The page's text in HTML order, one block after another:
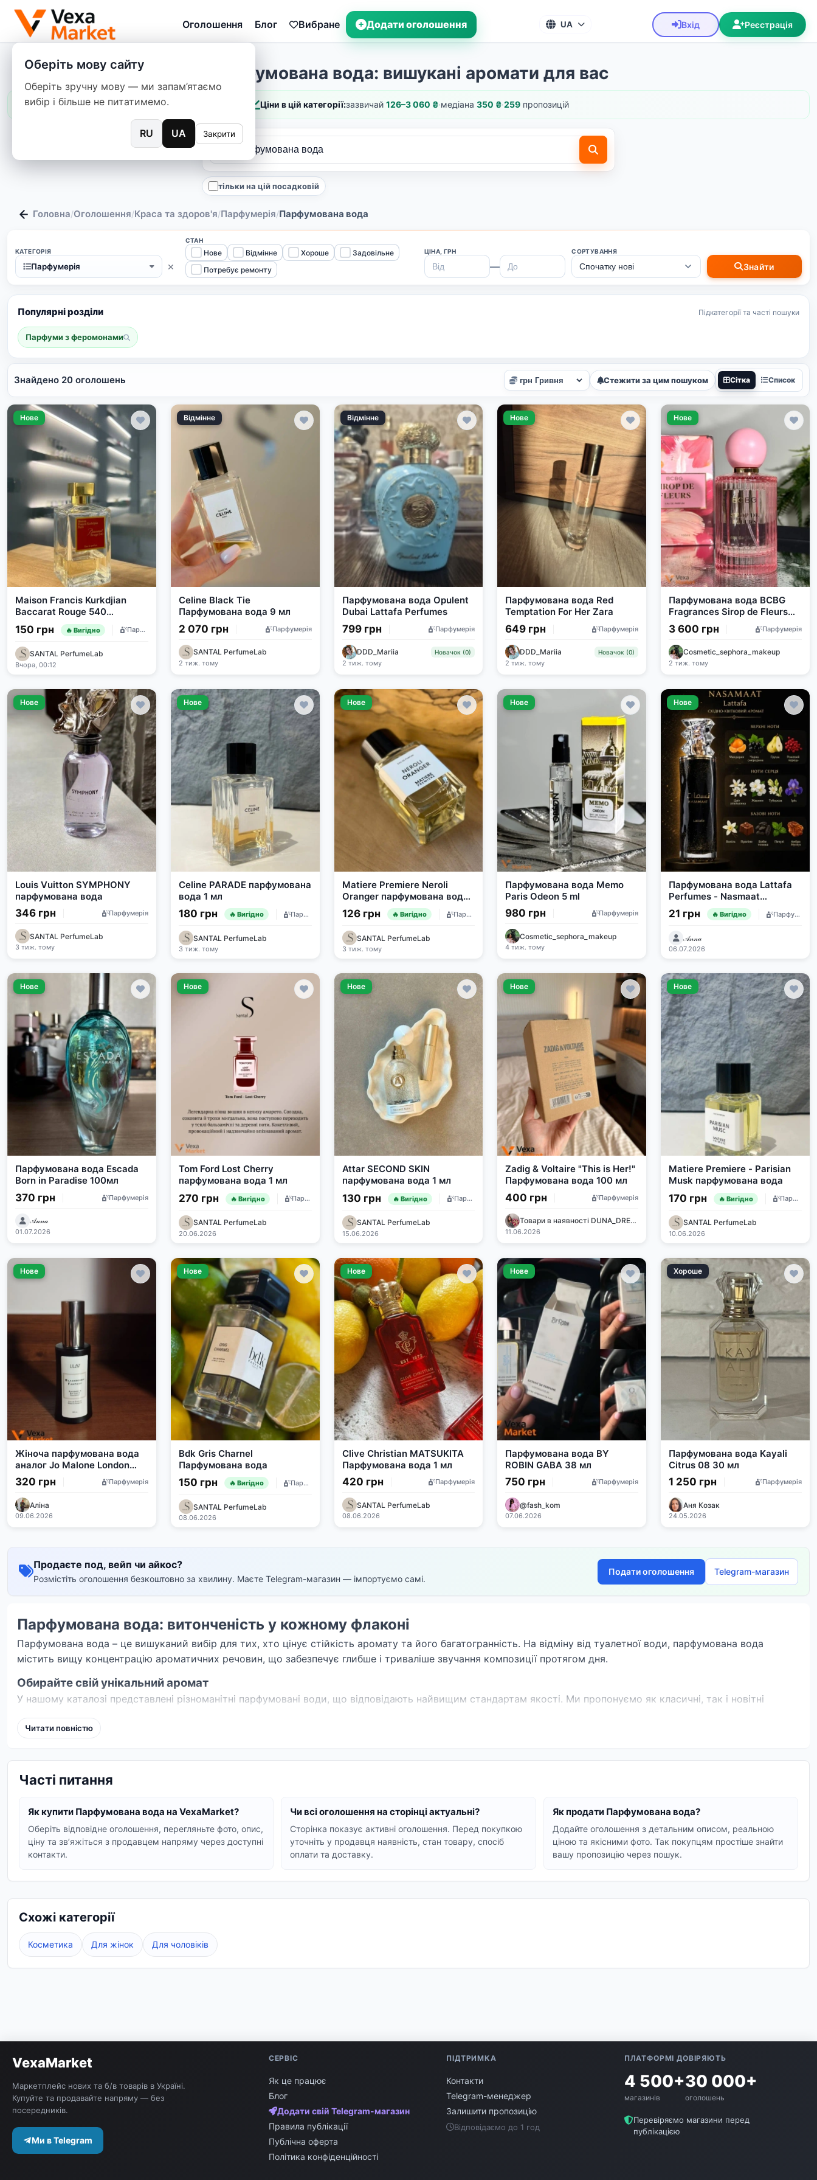
Оголошення Блог Вибране Додати оголошення UA Вхід Реєстрація
Оберіть мову сайту
Оберіть зручну мову — ми запам’ятаємо
вибір і більше не питатимемо.
RU UA Закрити
Парфумована вода: вишукані аромати для вас
Ціни в цій категорії:зазвичай 126–3 060 ₴·медіана 350 ₴·259 пропозицій
тільки на цій посадковій
Головна/Оголошення/Краса та здоров'я/Парфумерія/Парфумована вода
КАТЕГОРІЯ
Парфумерія ×
СТАН
Нове Відмінне Хороше
Задовільне
Потребує ремонту
ЦІНА, ГРН
—
СОРТУВАННЯ
Знайти
Популярні розділи Підкатегорії та часті пошуки
Парфуми з феромонами
Знайдено 20 оголошень Стежити за цим пошуком Сітка Список
Нове
Maison Francis Kurkdjian
Baccarat Rouge 540
Парфумована вода
150 грн 🔥 Вигідно Парфумерія
SANTAL PerfumeLab
Вчора, 00:12
Відмінне
Celine Black Tie
Парфумована вода 9 мл
2 070 грн Парфумерія
SANTAL PerfumeLab
2 тиж. тому
Відмінне
Парфумована вода Opulent
Dubai Lattafa Perfumes
799 грн Парфумерія
DDD_Mariia Новачок (0)
2 тиж. тому
Нове
Парфумована вода Red
Temptation For Her Zara
649 грн Парфумерія
DDD_Mariia Новачок (0)
2 тиж. тому
Нове
Парфумована вода BCBG
Fragrances Sirop de Fleurs
100 ml
3 600 грн Парфумерія
Cosmetic_sephora_makeup
2 тиж. тому
Нове
Louis Vuitton SYMPHONY
парфумована вода
346 грн Парфумерія
SANTAL PerfumeLab
3 тиж. тому
Нове
Celine PARADE парфумована
вода 1 мл
180 грн 🔥 Вигідно Парфумерія
SANTAL PerfumeLab
3 тиж. тому
Нове
Matiere Premiere Neroli
Oranger парфумована вода
1 мл
126 грн 🔥 Вигідно Парфумерія
SANTAL PerfumeLab
3 тиж. тому
Нове
Парфумована вода Memo
Paris Odeon 5 ml
980 грн Парфумерія
Cosmetic_sephora_makeup
4 тиж. тому
Нове
Парфумована вода Lattafa
Perfumes - Nasmaat
Деревинно-фруктовий
аромат
21 грн 🔥 Вигідно Парфумерія
𝒜𝓃𝓃𝒶
06.07.2026
Нове
Парфумована вода Escada
Born in Paradise 100мл
370 грн Парфумерія
𝒜𝓃𝓃𝒶
01.07.2026
Нове
Tom Ford Lost Cherry
парфумована вода 1 мл
270 грн 🔥 Вигідно Парфумерія
SANTAL PerfumeLab
20.06.2026
Нове
Attar SECOND SKIN
парфумована вода 1 мл
130 грн 🔥 Вигідно Парфумерія
SANTAL PerfumeLab
15.06.2026
Нове
Zadig & Voltaire "This is Her!"
Парфумована вода 100 мл
400 грн Парфумерія
Товари в наявності DUNA_DREAM
11.06.2026
Нове
Matiere Premiere - Parisian
Musk парфумована вода
170 грн 🔥 Вигідно Парфумерія
SANTAL PerfumeLab
10.06.2026
Нове
Жіноча парфумована вода
аналог Jo Malone London
Blackberry & Bay 50 мл
320 грн Парфумерія
Аліна
09.06.2026
Нове
Bdk Gris Charnel
Парфумована вода
150 грн 🔥 Вигідно Парфумерія
SANTAL PerfumeLab
08.06.2026
Нове
Clive Christian MATSUKITA
Парфумована вода 1 мл
420 грн Парфумерія
SANTAL PerfumeLab
08.06.2026
Нове
Парфумована вода BY
ROBIN GABA 38 мл
750 грн Парфумерія
@fash_kom
07.06.2026
Хороше
Парфумована вода Kayali
Citrus 08 30 мл
1 250 грн Парфумерія
Аня Козак
24.05.2026
Продаєте под, вейп чи айкос?
Розмістіть оголошення безкоштовно за хвилину. Маєте Telegram-магазин — імпортуємо самі.
Подати оголошення Telegram-магазин
Парфумована вода: витонченість у кожному флаконі
Парфумована вода – це вишуканий вибір для тих, хто цінує стійкість аромату та його багатогранність. На відміну від туалетної води, парфумована вода
містить вищу концентрацію ароматичних речовин, що забезпечує глибше і триваліше звучання композиції протягом дня.
Обирайте свій унікальний аромат
У нашому каталозі представлені різноманітні парфумовані води, що відповідають найвищим стандартам якості. Ми пропонуємо як класичні, так і новітні
Жіноча парфумована вода
Унісекс парфумована вода
Ми прагнемо надати вам можливість знайти саме той парфум, який ідеально доповнить ваш образ і настрій. Досліджуйте колекцію та обирайте парфумовану
воду, що відображає ваш стиль.
Читати повністю
Часті питання
Як купити Парфумована вода на VexaMarket?
Оберіть відповідне оголошення, перегляньте фото, опис,
ціну та звʼяжіться з продавцем напряму через доступні
контакти.
Чи всі оголошення на сторінці актуальні?
Сторінка показує активні оголошення. Перед покупкою
уточніть у продавця наявність, стан товару, спосіб
оплати та доставку.
Як продати Парфумована вода?
Додайте оголошення з детальним описом, реальною
ціною та якісними фото. Так покупцям простіше знайти
вашу пропозицію через пошук.
Схожі категорії
Косметика Для жінок Для чоловіків
VexaMarket
Маркетплейс нових та б/в товарів в Україні.
Купуйте та продавайте напряму — без
посередників.
Ми в Telegram
СЕРВІС
Як це працює
Блог
Додати свій Telegram-магазин
Правила публікації
Публічна оферта
Політика конфіденційності
ПІДТРИМКА
Контакти
Telegram-менеджер
Залишити пропозицію
Відповідаємо до 1 год
ПЛАТФОРМІ ДОВІРЯЮТЬ
4 500+
магазинів
30 000+
оголошень
Перевіряємо магазини перед
публікацією